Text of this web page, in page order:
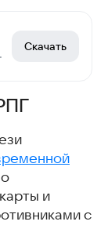
магии!
Скачать
и
с